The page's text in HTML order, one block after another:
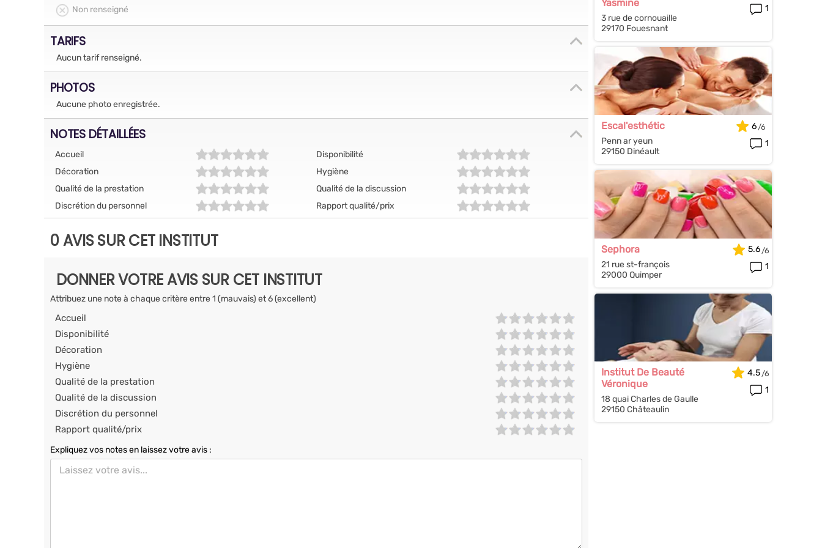
Non renseigné
TARIFS
Aucun tarif renseigné.
PHOTOS
Aucune photo enregistrée.
NOTES DÉTAILLÉES
Accueil
Disponibilité
Décoration
Hygiène
Qualité de la prestation
Qualité de la discussion
Discrétion du personnel
Rapport qualité/prix
0 AVIS SUR CET INSTITUT
DONNER VOTRE AVIS SUR CET INSTITUT
Attribuez une note à chaque critère entre 1 (mauvais) et 6 (excellent)
Accueil
Disponibilité
Décoration
Hygiène
Qualité de la prestation
Qualité de la discussion
Discrétion du personnel
Rapport qualité/prix
Expliquez vos notes en laissez votre avis :
Yasmine
3 rue de cornouaille
29170 Fouesnant
1
Escal'esthétic
Penn ar yeun
29150 Dinéault
6
1
Sephora
21 rue st-françois
29000 Quimper
5.6
1
Institut De Beauté
Véronique
18 quai Charles de Gaulle
29150 Châteaulin
4.5
1